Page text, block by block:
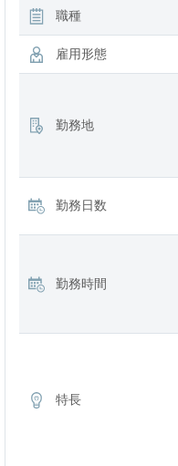
職種
雇用形態
勤務地
勤務日数
勤務時間
特長